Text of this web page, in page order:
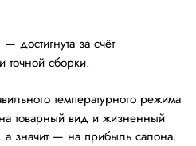
достигнута за счёт
точной сборки.
температурного режима
товарный вид и жизненный
а значит — на прибыль салона.